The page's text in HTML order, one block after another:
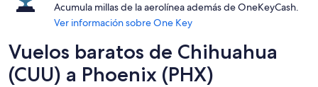
Acumula millas de la aerolínea además de OneKeyCash.
Ver información sobre One Key
Vuelos baratos de Chihuahua
(CUU) a Phoenix (PHX)